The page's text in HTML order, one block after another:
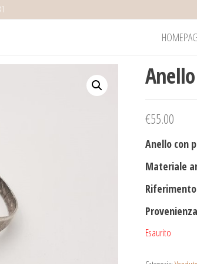
€55.00
Anello con
Materiale
Esaurito